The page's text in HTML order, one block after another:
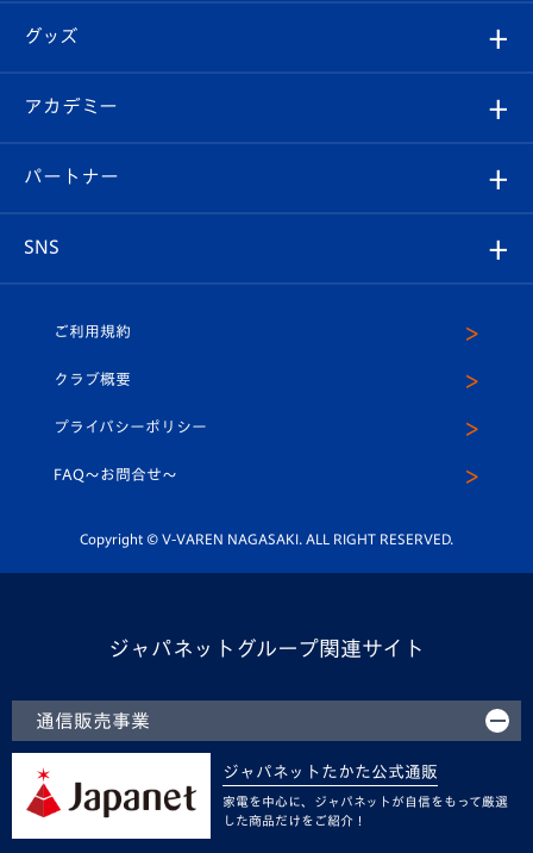
チケット
イベント
メディア
ホームタウン
スタッフプロフィール
マスコット紹介
平和祈念活動
ホームタウン活動
はじめての観戦ガイド
Revive Team
ヴィヴィくんの長崎おもてなしガイド
フォトギャラリー
スタジアムグルメ
チケット
V-LOVERS（ファンクラブ）
プレイヤーズスイート
グッズ
オンラインショップ
店舗情報
アカデミー
育成からのお知らせ
U-18
スクール
パートナー
SNS
ヴィヴィくんインスタグラム
公式LINE＠
ご利用規約
クラブ概要
プライバシーポリシー
FAQ〜お問合せ〜
Copyright © V-VAREN NAGASAKI. ALL RIGHT RESERVED.
ジャパネットグループ関連サイト
通信販売事業
ジャパネットたかた公式通販
家電を中心に、ジャパネットが自信をもって厳選
した商品だけをご紹介！